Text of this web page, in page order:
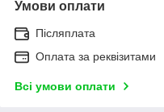
Умови оплати
Післяплата
Оплата за реквізитами
Всі умови оплати